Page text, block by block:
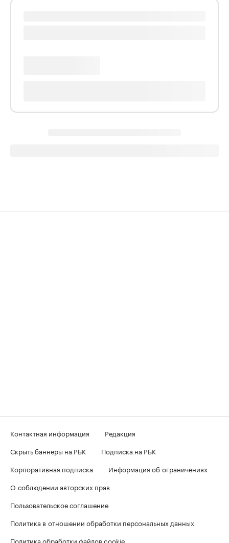
Контактная информация
Редакция
Скрыть баннеры на РБК
Подписка на РБК
Корпоративная подписка
Информация об ограничениях
О соблюдении авторских прав
Пользовательское соглашение
Политика в отношении обработки персональных данных
Политика обработки файлов cookie